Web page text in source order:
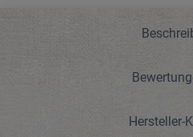
Hersteller-